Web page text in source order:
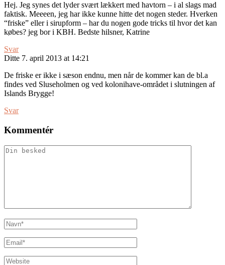
Hej. Jeg synes det lyder svært lækkert med havtorn – i al slags mad
faktisk. Meeeen, jeg har ikke kunne hitte det nogen steder. Hverken
“friske” eller i sirupform – har du nogen gode tricks til hvor det kan
købes? jeg bor i KBH. Bedste hilsner, Katrine
Svar
Ditte 7. april 2013 at 14:21
De friske er ikke i sæson endnu, men når de kommer kan de bl.a
findes ved Sluseholmen og ved kolonihave-området i slutningen af
Islands Brygge!
Svar
Kommentér